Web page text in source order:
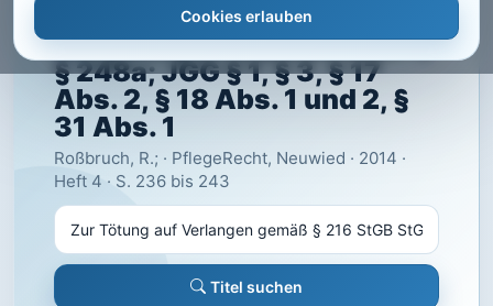
Cookies erlauben
gemäß § 216 StGB StGB §
22, § 23, § 216, § 242 Abs. 1,
§ 248a; JGG § 1, § 3, § 17
Abs. 2, § 18 Abs. 1 und 2, §
31 Abs. 1
Roßbruch, R.; · PflegeRecht, Neuwied · 2014 ·
Heft 4 · S. 236 bis 243
Titel suchen